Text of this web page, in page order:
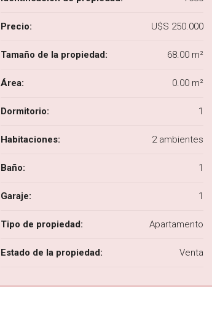
Precio: U$S 250.000
Tamaño de la propiedad: 68.00 m²
Área: 0.00 m²
Dormitorio: 1
Habitaciones: 2 ambientes
Baño: 1
Garaje: 1
Tipo de propiedad: Apartamento
Estado de la propiedad: Venta